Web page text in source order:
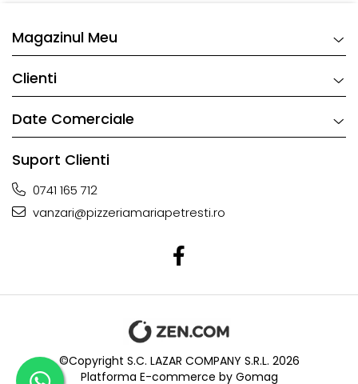
Magazinul Meu
Clienti
Date Comerciale
Suport Clienti
0741 165 712
vanzari@pizzeriamariapetresti.ro
©Copyright S.C. LAZAR COMPANY S.R.L. 2026
Platforma E-commerce by Gomag